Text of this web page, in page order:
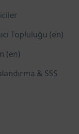
Topluluğu (en)
(en)
& SSS